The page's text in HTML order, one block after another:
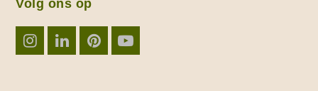
Volg ons op
Instagram
LinkedInPinterestYouTube